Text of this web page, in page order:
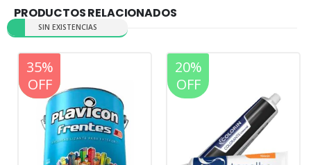
SIN EXISTENCIAS
PRODUCTOS RELACIONADOS
20%
OFF
35%
OFF
20%
OFF